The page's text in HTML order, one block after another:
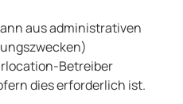
aus administrativen
Betreiber
dies erforderlich ist.